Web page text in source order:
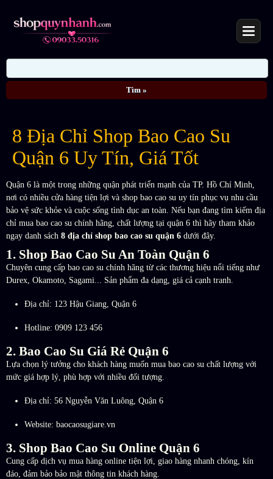
8 Địa Chỉ Shop Bao Cao Su
Quận 6 Uy Tín, Giá Tốt
Quận 6 là một trong những quận phát triển mạnh của TP. Hồ Chí Minh,
nơi có nhiều cửa hàng tiện lợi và shop bao cao su uy tín phục vụ nhu cầu
bảo vệ sức khỏe và cuộc sống tình dục an toàn. Nếu bạn đang tìm kiếm địa
chỉ mua bao cao su chính hãng, chất lượng tại quận 6 thì hãy tham khảo
ngay danh sách 8 địa chỉ shop bao cao su quận 6 dưới đây.
1. Shop Bao Cao Su An Toàn Quận 6
Chuyên cung cấp bao cao su chính hãng từ các thương hiệu nổi tiếng như
Durex, Okamoto, Sagami... Sản phẩm đa dạng, giá cả cạnh tranh.
Địa chỉ: 123 Hậu Giang, Quận 6
Hotline: 0909 123 456
2. Bao Cao Su Giá Rẻ Quận 6
Lựa chọn lý tưởng cho khách hàng muốn mua bao cao su chất lượng với
mức giá hợp lý, phù hợp với nhiều đối tượng.
Địa chỉ: 56 Nguyễn Văn Luông, Quận 6
Website: baocaosugiare.vn
3. Shop Bao Cao Su Online Quận 6
Cung cấp dịch vụ mua hàng online tiện lợi, giao hàng nhanh chóng, kín
đáo, đảm bảo bảo mật thông tin khách hàng.